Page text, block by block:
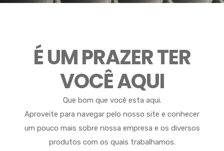
É UM PRAZER TER
VOCÊ AQUI
Que bom que você esta aqui.
Aproveite para navegar pelo nosso site e conhecer
um pouco mais sobre nossa empresa e os diversos
produtos com os quais trabalhamos.